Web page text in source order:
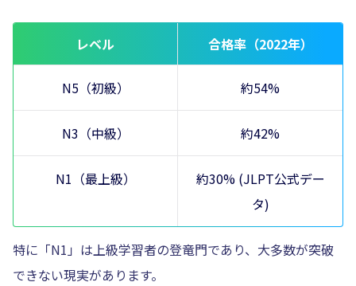
レベル 合格率（2022年）
N5（初級） 約54%
N3（中級） 約42%
N1（最上級）
約30% (JLPT公式デー
タ)
特に「N1」は上級学習者の登竜門であり、大多数が突破
できない現実があります。